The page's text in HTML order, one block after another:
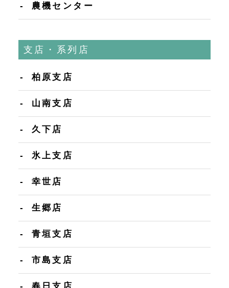
農機センター
支店・系列店
柏原支店
山南支店
久下店
氷上支店
幸世店
生郷店
青垣支店
市島支店
春日支店